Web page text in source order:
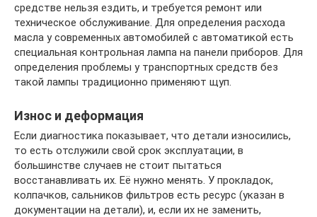
средстве нельзя ездить, и требуется ремонт или
техническое обслуживание. Для определения расхода
масла у современных автомобилей с автоматикой есть
специальная контрольная лампа на панели приборов. Для
определения проблемы у транспортных средств без
такой лампы традиционно применяют щуп.
Износ и деформация
Если диагностика показывает, что детали износились,
то есть отслужили свой срок эксплуатации, в
большинстве случаев не стоит пытаться
восстанавливать их. Её нужно менять. У прокладок,
колпачков, сальников фильтров есть ресурс (указан в
документации на детали), и, если их не заменить,